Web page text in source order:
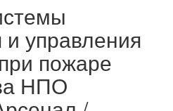
управления
пожаре
НПО